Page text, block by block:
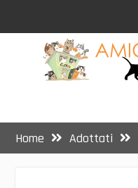
Home
Adottati